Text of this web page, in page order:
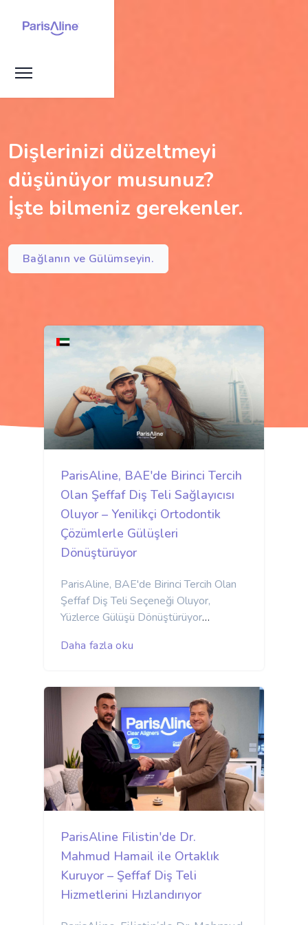
Dişlerinizi düzeltmeyi
düşünüyor musunuz?
İşte bilmeniz gerekenler.
Bağlanın ve Gülümseyin.
ParisAline, BAE'de Birinci Tercih
Olan Şeffaf Diş Teli Sağlayıcısı
Oluyor – Yenilikçi Ortodontik
Çözümlerle Gülüşleri
Dönüştürüyor
ParisAline, BAE'de Birinci Tercih Olan
Şeffaf Diş Teli Seçeneği Oluyor,
Yüzlerce Gülüşü Dönüştürüyor
büyümesi ve başarısı ile gurur
ortodontik çözümler arayan
hastalar için şeffaf diş teli
sağlayıcısı olarak birinci sıraya
yerleşti. Yenilikçi ve erişilebilir
tedavi seçenekleri sunma
misyonuyla ParisAline, binlerce
hastanın güvenini kazandı ve
onların gülüşlerini dönüştürerek
ideal diş sağlığını elde etmelerine
yardımcı oldu.
ParisAline: BAE'deki
Gülüşleri Parlatıyor
pazarına girdiği günden bu yana
en ileri teknolojiyle kişiye özel
ortodontik tedavi sunmaya
Daha fazla oku
ParisAline Filistin'de Dr.
Mahmud Hamail ile Ortaklık
Kuruyor – Şeffaf Diş Teli
Hizmetlerini Hızlandırıyor